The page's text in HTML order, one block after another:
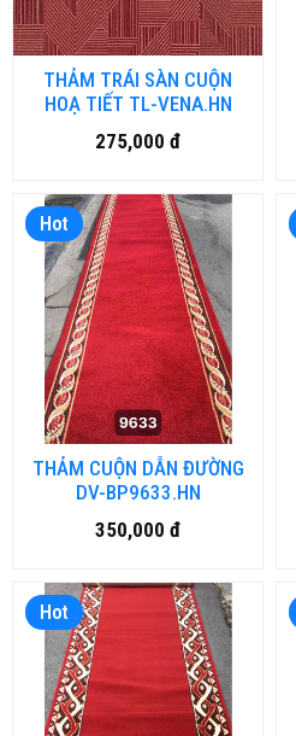
THẢM TRÁI SÀN CUỘN
HOẠ TIẾT TL-VENA.HN
275,000 đ
Hot
THẢM CUỘN DẪN ĐƯỜNG
DV-BP9633.HN
350,000 đ
Hot